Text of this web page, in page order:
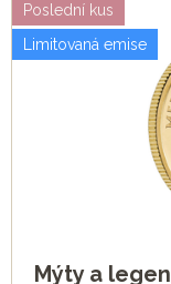
Poslední kus
Limitovaná emise
Mýty a